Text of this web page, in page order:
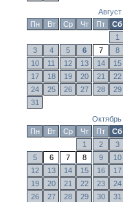
Пн
Вт Ср Чт Пт Сб
1
3
4 5 6 7 8
10
11 12 13 14 15
17
18 19 20 21 22
24
25 26 27 28 29
31
Октябрь
Пн
Вт Ср Чт Пт Сб
1
2 3
5
6 7 8 9 10
12
13 14 15 16 17
19
20 21 22 23 24
26
27 28 29 30
31